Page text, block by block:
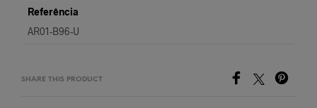
Referência
AR01-B96-U
SHARE THIS PRODUCT